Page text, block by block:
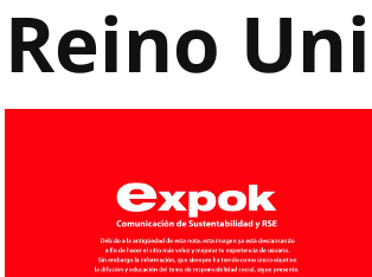
Reino